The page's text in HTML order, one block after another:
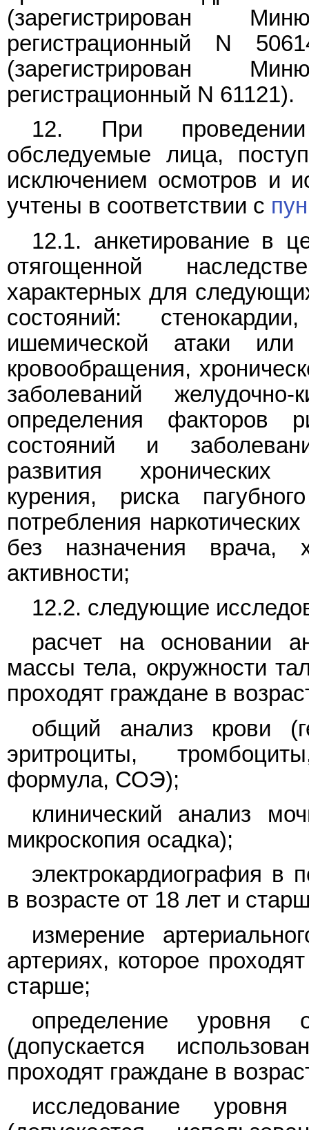
(зарегистрирован
регистрационный N
(зарегистрирован
регистрационный N 61121).
12. При проведении
обследуемые лица,
исключением осмотров и
учтены в соответствии с
12.1. анкетирование в
отягощенной
характерных для
состояний:
ишемической атаки или
кровообращения,
заболеваний
определения факторов
состояний и
развития хронических
курения, риска
потребления
без назначения врача,
активности;
12.2. следующие
расчет на основании
массы тела, окружности
проходят граждане в
общий анализ крови
эритроциты,
формула, СОЭ);
клинический анализ
микроскопия осадка);
электрокардиография в
в возрасте от 18 лет и
измерение
артериях, которое
старше;
определение уровня
(допускается
проходят граждане в
исследование